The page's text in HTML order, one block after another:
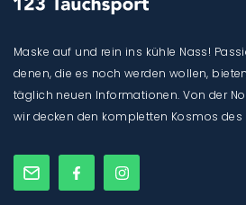
Maske auf und rein ins kühle Nass!
denen, die es noch werden wollen,
täglich neuen Informationen. Von der
wir decken den kompletten Kosmos des